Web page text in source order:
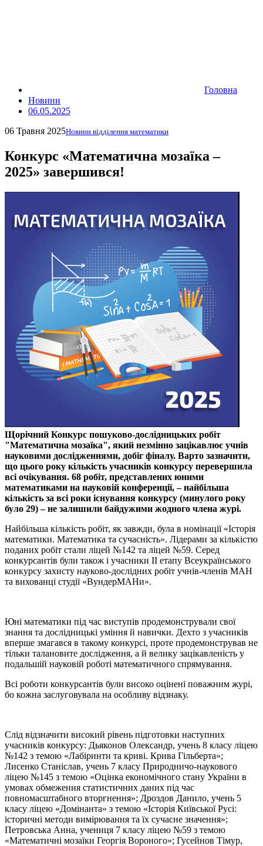
Головна
Новини
06.05.2025
06 Травня 2025Новини відділення математики
Конкурс «Математична мозаїка ‒
2025» завершився!
Щорічний Конкурс пошуково-дослідницьких робіт
"Математична мозаїка", який незмінно зацікавлює учнів
науковими дослідженнями, добіг фіналу. Варто зазначити,
що цього року кількість учасників конкурсу перевершила
всі очікування. 68 робіт, представлених юними
математиками на науковій конференції, ‒ найбільша
кількість за всі роки існування конкурсу (минулого року
було 29) ‒ не залишили байдужими жодного члена журі.
Найбільша кількість робіт, як завжди, була в номінації «Історія
математики. Математика та сучасність». Лідерами за кількістю
поданих робіт стали ліцей №142 та ліцей №59. Серед
конкурсантів були також і учасники II етапу Всеукраїнського
конкурсу захисту науково-дослідних робіт учнів-членів МАН
та вихованці студії «ВундерМАНи».
Юні математики під час виступів продемонстрували свої
знання та дослідницькі уміння й навички. Дехто з учасників
вперше змагався в такому конкурсі, проте продемонстрував не
тільки талановите дослідження, а й велику зацікавленість у
подальшій науковій роботі математичного спрямування.
Всі роботи конкурсантів були високо оцінені поважним журі,
бо кожна заслуговувала на особливу відзнаку.
Слід відзначити високий рівень підготовки наступних
учасників конкурсу: Дьяконов Олександр, учень 8 класу ліцею
№142 з темою «Лабіринти та криві. Крива Гільберта»;
Лисенко Станіслав, учень 7 класу Природничо-наукового
ліцею №145 з темою «Оцінка економічного стану України в
умовах обмеження статистичних даних під час
повномасштабного вторгнення»; Дроздов Данило, учень 5
класу ліцею «Домінанта» з темою «Історія Київської Русі:
історичні методи вимірювання та їх сучасне значення»;
Петровська Анна, учениця 7 класу ліцею №59 з темою
«Математичні мозаїки Георгія Вороного»; Гусейнов Тімур,